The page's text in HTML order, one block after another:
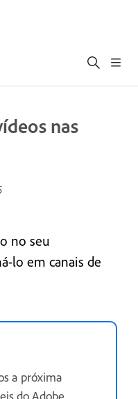
nas
no seu
lo em canais de
a próxima
do Adobe